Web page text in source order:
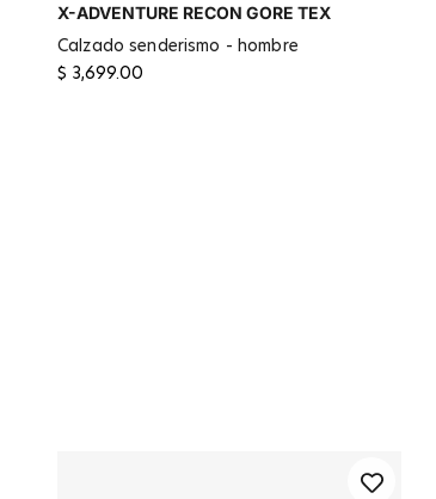
X-ADVENTURE RECON GORE TEX
calzado senderismo - hombre
$ 3,699.00